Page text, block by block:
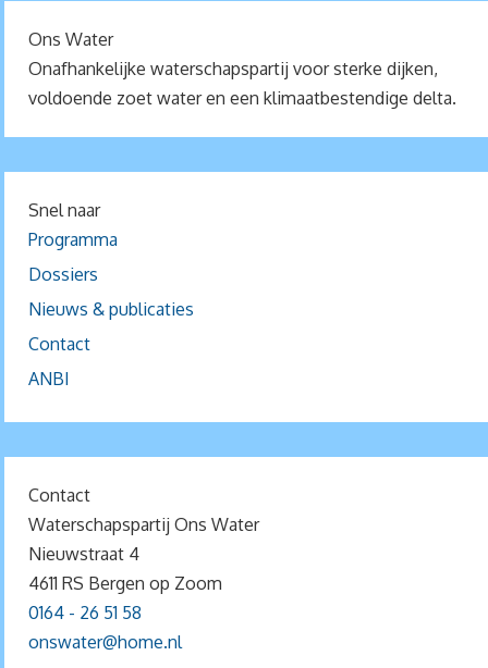
Ons Water
Onafhankelijke waterschapspartij voor sterke dijken,
voldoende zoet water en een klimaatbestendige delta.
Snel naar
Programma
Dossiers
Nieuws & publicaties
Contact
ANBI
Contact
Waterschapspartij Ons Water
Nieuwstraat 4
4611 RS Bergen op Zoom
0164 - 26 51 58
onswater@home.nl